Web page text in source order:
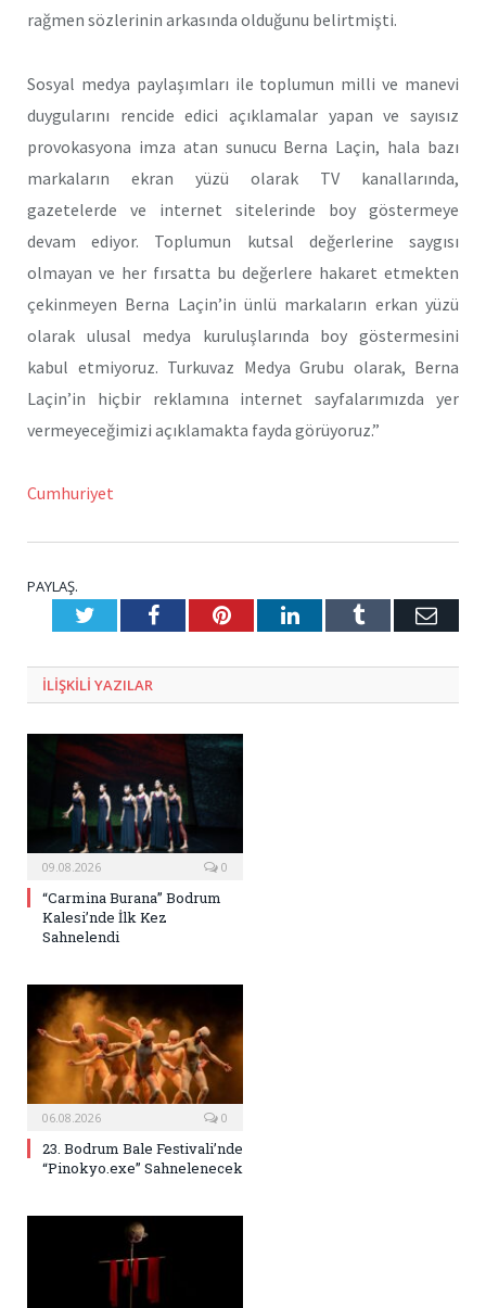
rağmen sözlerinin arkasında olduğunu belirtmişti.
Sosyal medya paylaşımları ile toplumun milli ve manevi
duygularını rencide edici açıklamalar yapan ve sayısız
provokasyona imza atan sunucu Berna Laçin, hala bazı
markaların ekran yüzü olarak TV kanallarında,
gazetelerde ve internet sitelerinde boy göstermeye
devam ediyor. Toplumun kutsal değerlerine saygısı
olmayan ve her fırsatta bu değerlere hakaret etmekten
çekinmeyen Berna Laçin’in ünlü markaların erkan yüzü
olarak ulusal medya kuruluşlarında boy göstermesini
kabul etmiyoruz. Turkuvaz Medya Grubu olarak, Berna
Laçin’in hiçbir reklamına internet sayfalarımızda yer
vermeyeceğimizi açıklamakta fayda görüyoruz.”
Cumhuriyet
PAYLAŞ.
TwitterFacebookPinterestLinkedInTumblr E-
ILIŞKILI YAZILAR
09.08.2026 0
“Carmina Burana” Bodrum
Kalesi’nde İlk Kez
Sahnelendi
06.08.2026 0
23. Bodrum Bale Festivali’nde
“Pinokyo.exe” Sahnelenecek